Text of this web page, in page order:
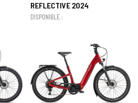
REFLECTIVE 2024
DISPONIBLE :